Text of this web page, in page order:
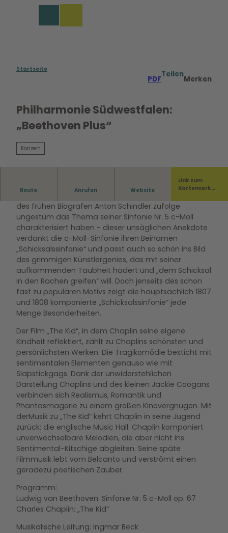
Startseite
PDF
Teilen
Merken
Philharmonie Südwestfalen:
„Beethoven Plus“
Konzert
Route Anrufen Website
Link zum
Kartenverka
des frühen Biografen Anton Schindler zufolge
ungestüm das Thema seiner Sinfonie Nr. 5 c-Moll
charakterisiert haben - dieser unsäglichen Anekdote
verdankt die c-Moll-Sinfonie ihren Beinamen
„Schicksalssinfonie“ und passt auch so schön ins Bild
des grimmigen Künstlergenies, das mit seiner
aufkommenden Taubheit hadert und „dem Schicksal
in den Rachen greifen“ will. Doch jenseits des schon
fast zu populären Motivs zeigt die hauptsächlich 1807
und 1808 komponierte „Schicksalssinfonie“ jede
Menge Besonderheiten.
Der Film „The Kid“, in dem Chaplin seine eigene
Kindheit reflektiert, zählt zu Chaplins schönsten und
persönlichsten Werken. Die Tragikomödie besticht mit
sentimentalen Elementen genauso wie mit
Slapstickgags. Dank der unwiderstehlichen
Darstellung Chaplins und des kleinen Jackie Coogans
verbinden sich Realismus, Romantik und
Phantasmagorie zu einem großen Kinovergnügen. Mit
derMusik zu „The Kid“ kehrt Chaplin in seine Jugend
zurück: die englische Music Hall. Chaplin komponiert
unverwechselbare Melodien, die aber nicht ins
Sentimental-Kitschige abgleiten. Seine späte
Filmmusik lebt vom Belcanto und verströmt einen
geradezu poetischen Zauber.
Programm:
Ludwig van Beethoven: Sinfonie Nr. 5 c-Moll op. 67
Charles Chaplin: „The Kid“
Musikalische Leitung: Ingmar Beck